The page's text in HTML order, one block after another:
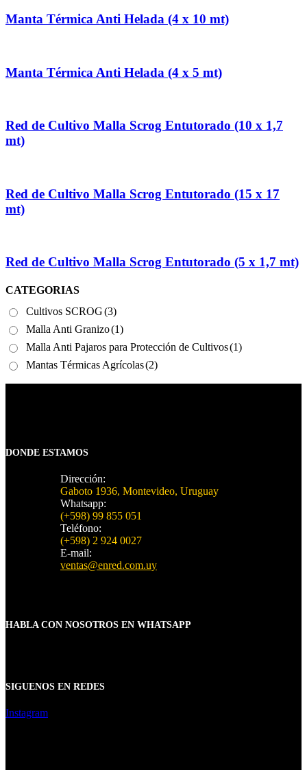
Manta Térmica Anti Helada (4 x 10 mt)
Manta Térmica Anti Helada (4 x 5 mt)
Red de Cultivo Malla Scrog Entutorado (10 x 1,7
mt)
Red de Cultivo Malla Scrog Entutorado (15 x 17
mt)
Red de Cultivo Malla Scrog Entutorado (5 x 1,7 mt)
CATEGORIAS
Cultivos SCROG(3)
Malla Anti Granizo(1)
Malla Anti Pajaros para Protección de Cultivos(1)
Mantas Térmicas Agrícolas(2)
DONDE ESTAMOS
Dirección:
Gaboto 1936, Montevideo, Uruguay
Whatsapp:
(+598) 99 855 051
Teléfono:
(+598) 2 924 0027
E-mail:
ventas@enred.com.uy
HABLA CON NOSOTROS EN WHATSAPP
SIGUENOS EN REDES
Instagram